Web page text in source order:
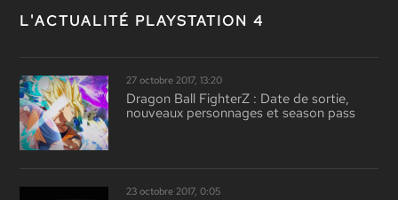
L'ACTUALITÉ PLAYSTATION 4
27 octobre 2017, 13:20
Dragon Ball FighterZ : Date de sortie,
nouveaux personnages et season pass
23 octobre 2017, 0:05